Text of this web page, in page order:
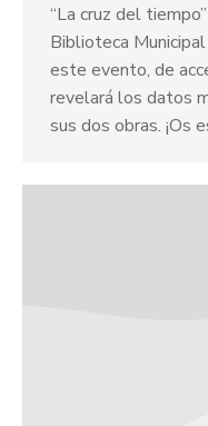
“La cruz del
Biblioteca
este evento, de
revelará los datos
sus dos obras. ¡Os